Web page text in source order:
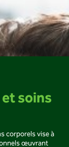
soins
corporels vise à
œuvrant